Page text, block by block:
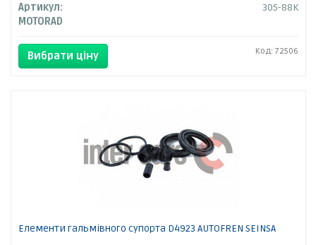
Артикул:
305-88K
MOTORAD
Вибрати ціну Код: 72506
Елементи гальмівного супорта D4923 AUTOFREN SEINSA